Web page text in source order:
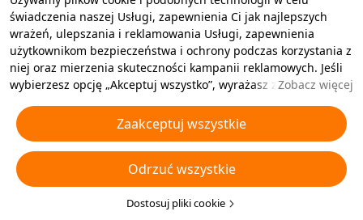
świadczenia naszej Usługi, zapewnienia Ci jak najlepszych
wrażeń, ulepszania i reklamowania Usługi, zapewnienia
użytkownikom bezpieczeństwa i ochrony podczas korzystania z
niej oraz mierzenia skuteczności kampanii reklamowych. Jeśli
wybierzesz opcję „Akceptuj wszystko”, wyrażasz zgodę na
oraz podobnych technologii na Twoim urządzeniu w celach
reklamowych. Możesz także wybrać opcję „Odrzucić wszystkie”,
aby odrzucić wszystkie nieistotne pliki cookie lub wybrać typy
plików cookie, które chcesz zaakceptować albo wyłączyć,
klikając opcję „Dostosuj pliki cookie” poniżej lub w dowolnej
chwili w ustawieniach prywatności. Aby uzyskać więcej
Zobacz więcej
Zaakceptuj wszystkie
Odrzuć wszystkie
Dostosuj pliki cookie